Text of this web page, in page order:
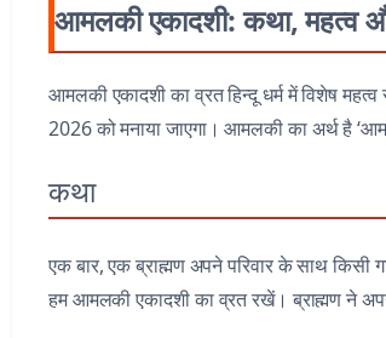
आमलकी एकादशी: कथा, महत्व
आमलकी एकादशी का व्रत हिन्दू धर्म में विशेष
2026 को मनाया जाएगा। आमलकी का अर्थ है
कथा
एक बार, एक ब्राह्मण अपने परिवार के साथ किसी
हम आमलकी एकादशी का व्रत रखें। ब्राह्मण ने